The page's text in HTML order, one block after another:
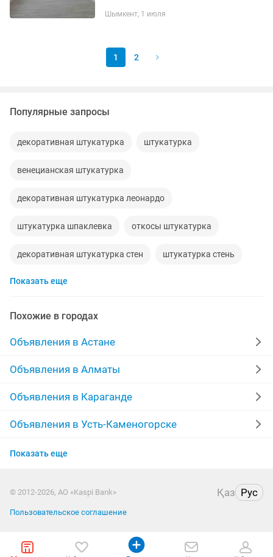
шпаклевка, гипсокартон, ЕВРО
Шымкент, 1 июля
1 2
Популярные запросы
декоративная штукатурка штукатурка
венецианская штукатурка
декоративная штукатурка леонардо
штукатурка шпаклевка откосы штукатурка
декоративная штукатурка стен штукатурка стень
декоративная штукатурка шелк
ремонт штукатурка
декоративная штукатурка венецианка
штукатурка фасадов поклейка обоев штукатурка
штукатурка покраска штукатурка шпатлевка
штукатурка потолка
Показать еще
Похожие в городах
Объявления в Астане
Объявления в Алматы
Объявления в Караганде
Объявления в Усть-Каменогорске
Объявления в Актау
Объявления в Павлодаре
Показать еще
© 2012-2026, АО «Kaspi Bank» Қаз Рус
Пользовательское соглашение